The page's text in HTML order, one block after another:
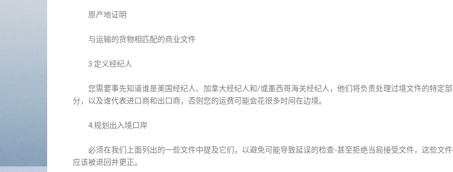
原产地证明
与运输的货物相匹配的商业文件
3.定义经纪人
您需要事先知道谁是美国经纪人、加拿大经纪人和/或墨西哥海关经纪人，他们将负责处理过境文件的特定部
分，以及谁代表进口商和出口商，否则您的运费可能会花很多时间在边境。
4.规划出入境口岸
必须在我们上面列出的一些文件中提及它们，以避免可能导致延误的检查-甚至拒绝当局接受文件，这些文件
应该被退回并更正。